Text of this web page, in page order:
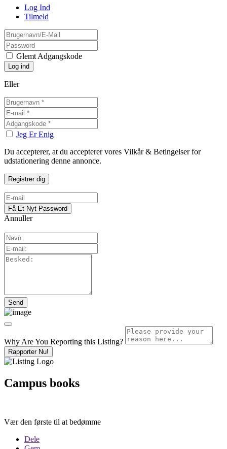
Log Ind
Tilmeld
Glemt Adgangskode
Eller
Jeg Er Enig
Du accepterer, at du accepterer vores Vilkår & Betingelser for
udstationering denne annonce.
Annuller
Why Are You Reporting this Listing?
Rapporter Nu!
Campus books
Vær den første til at bedømme
Dele